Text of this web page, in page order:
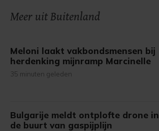
Meer uit Buitenland
Meloni laakt vakbondsmensen bij
herdenking mijnramp Marcinelle
35 minuten geleden
Bulgarije meldt ontplofte drone in
de buurt van gaspijplijn